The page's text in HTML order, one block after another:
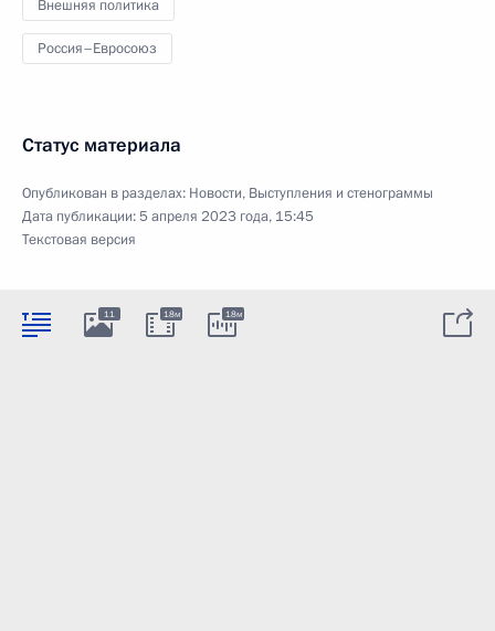
Внешняя политика
Россия–Евросоюз
Статус материала
Опубликован в разделах: Новости, Выступления и стенограммы
Дата публикации:5 апреля 2023 года, 15:45
Текстовая версия
11 18м 18м